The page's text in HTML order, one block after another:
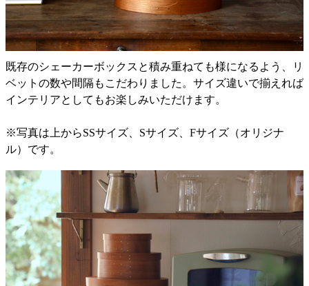
既存のシェーカーボックスと積み重ねても様になるよう、リ
ベットの数や間隔もこだわりました。サイズ違いで揃えれば
インテリアとしてもお楽しみいただけます。
※写真は上からSSサイズ、Sサイズ、Fサイズ（オリジナ
ル）です。